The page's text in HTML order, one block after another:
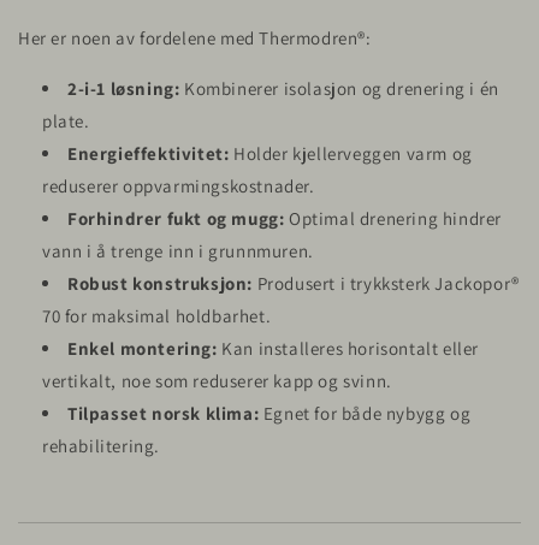
Her er noen av fordelene med Thermodren®:
2-i-1 løsning: Kombinerer isolasjon og drenering i én
plate.
Energieffektivitet: Holder kjellerveggen varm og
reduserer oppvarmingskostnader.
Forhindrer fukt og mugg: Optimal drenering hindrer
vann i å trenge inn i grunnmuren.
Robust konstruksjon: Produsert i trykksterk Jackopor®
70 for maksimal holdbarhet.
Enkel montering: Kan installeres horisontalt eller
vertikalt, noe som reduserer kapp og svinn.
Tilpasset norsk klima: Egnet for både nybygg og
rehabilitering.